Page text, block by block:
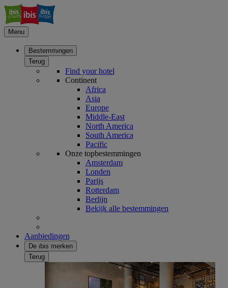
Menu
Bestemmingen
Terug
Find your hotel
Continent
Africa
Asia
Europe
Middle-East
North America
South America
Pacific
Onze topbestemmingen
Amsterdam
Londen
Parijs
Rotterdam
Berlijn
Bekijk alle bestemmingen
Aanbiedingen
De ibis merken
Terug